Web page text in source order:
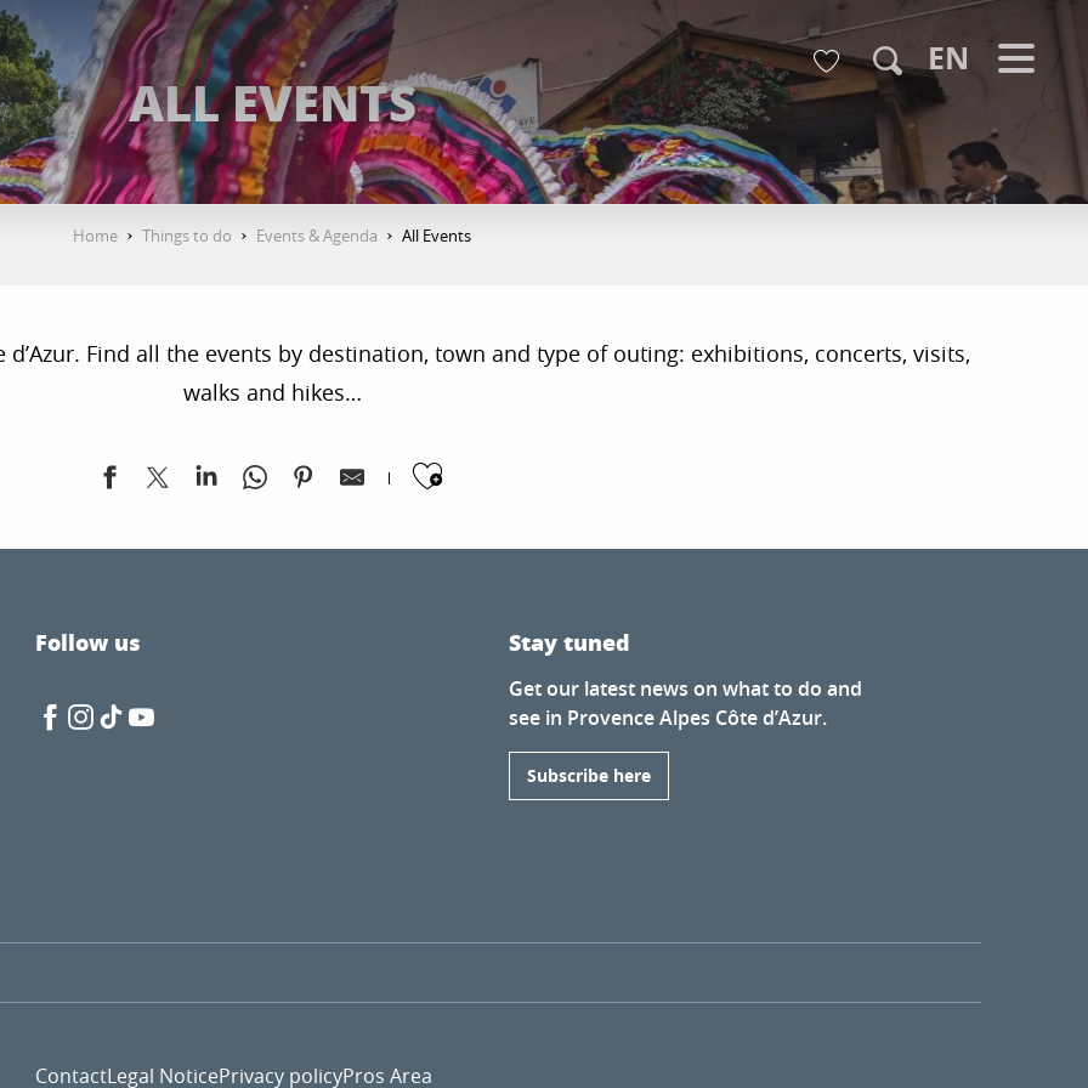
Voir les favoris
Search
EN
ALL EVENTS
Home Things to do Events & Agenda All Events
d’Azur. Find all the events by destination, town and type of outing: exhibitions, concerts, visits,
walks and hikes…
Ajouter aux favoris
et leurs drôles d'inventeurs
Follow us Stay tuned
Get our latest news on what to do and
see in Provence Alpes Côte d’Azur.
Subscribe here
ContactLegal NoticePrivacy policyPros Area